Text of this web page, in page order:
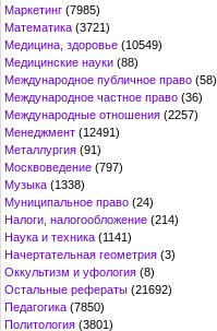
Маркетинг (7985)
Математика (3721)
Медицина, здоровье (10549)
Медицинские науки (88)
Международное публичное право (58)
Международное частное право (36)
Международные отношения (2257)
Менеджмент (12491)
Металлургия (91)
Москвоведение (797)
Музыка (1338)
Муниципальное право (24)
Налоги, налогообложение (214)
Наука и техника (1141)
Начертательная геометрия (3)
Оккультизм и уфология (8)
Остальные рефераты (21692)
Педагогика (7850)
Политология (3801)